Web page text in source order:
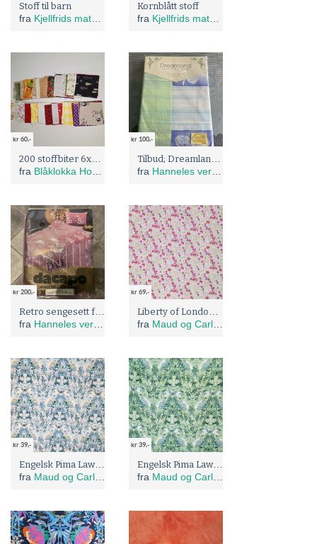
Stoff til barn
fra Kjellfrids materiell og brukt
Kornblått stoff
fra Kjellfrids materiell og brukt
kr 60,-
fra Blåklokka Hobby
kr 100,-
fra Hanneles verden - gjenbruk og omsøm
kr 200,-
Retro sengesett fra DALE - ubrukt
fra Hanneles verden - gjenbruk og omsøm
kr 69,-
fra Maud og Carlas stoffer
kr 39,-
Engelsk Pima Lawn, jugend stil
fra Maud og Carlas stoffer
kr 39,-
Engelsk Pima Lawn, jugend stil
fra Maud og Carlas stoffer